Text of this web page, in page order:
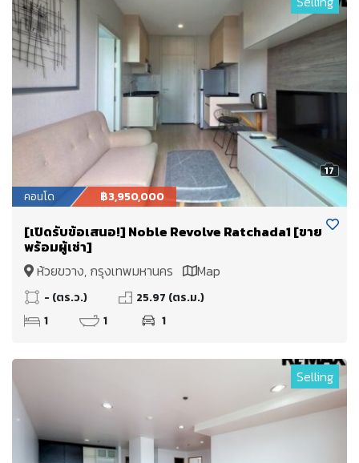
17
คอนโด ฿3,950,000
[เปิดรับข้อเสนอ!] Noble Revolve Ratchada1 [ขาย
พร้อมผู้เช่า]
ห้วยขวาง, กรุงเทพมหานคร
Map
- (ตร.ว.)
25.97 (ตร.ม.)
1
1 1
Selling